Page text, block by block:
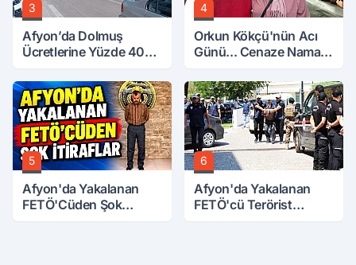
3
Afyon’da Dolmuş
Ücretlerine Yüzde 40
4
Orkun Kökçü'nün Acı
Günü... Cenaze Namazı
5
Afyon'da Yakalanan
FETÖ'Cüden Şok
6
Afyon'da Yakalanan
FETÖ'cü Terörist